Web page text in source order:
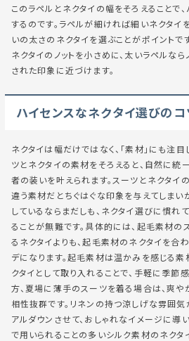
このラペルとネクタイの幅をそろえることで
するのです。ラペルが細ければ細いネクタイ
いの太さのネクタイを選ぶことがポイントで
ネクタイのノットを小さめに、太いラペルな
された印象に近づけます。
ハイセンスなネクタイ選びの
ネクタイは幅だけではなく、「素材」にも注
ツとネクタイの素材をそろえると、自然に統
者の装いを叶えられます。スーツとネクタイ
違う素材だとちぐはぐな印象を与えてしまい
しているならまだしも、ネクタイ選びに慣れ
ることが無難です。具体的には、起毛素材
るネクタイよりも、起毛素材のネクタイを合
デになります。起毛素材は温かみを感じる素
クタイとして取り入れることで、手軽に季節
方、夏場に薄手のスーツを着る場合は、爽
相性抜群です。リネンの持つ涼しげな雰囲気
アルダウンさせて、おしゃれなイメージに導
で用いられることの多いシルク素材のネク